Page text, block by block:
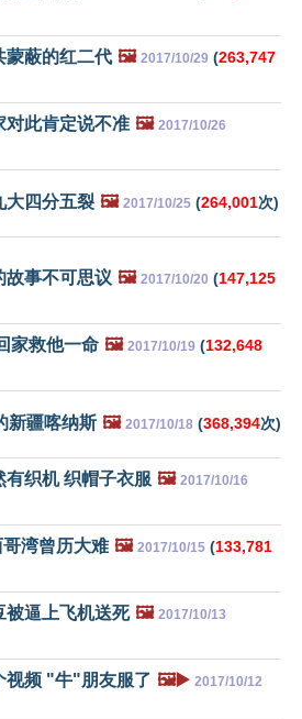
蒙蔽的红二代 🖼️ 2017/10/29 (263,747
对此肯定说不准 🖼️ 2017/10/26
大四分五裂 🖼️ 2017/10/25 (264,001次)
故事不可思议 🖼️ 2017/10/20 (147,125
家救他一命 🖼️ 2017/10/19 (132,648
新疆喀纳斯 🖼️ 2017/10/18 (368,394次)
织机 织帽子衣服 🖼️ 2017/10/16
湾曾历大难 🖼️ 2017/10/15 (133,781
被逼上飞机送死 🖼️ 2017/10/13
视频 "牛"朋友服了 🖼️▶️ 2017/10/12